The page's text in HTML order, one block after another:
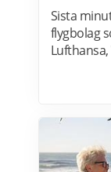
Sista
flygbolag
Arlanda,
om